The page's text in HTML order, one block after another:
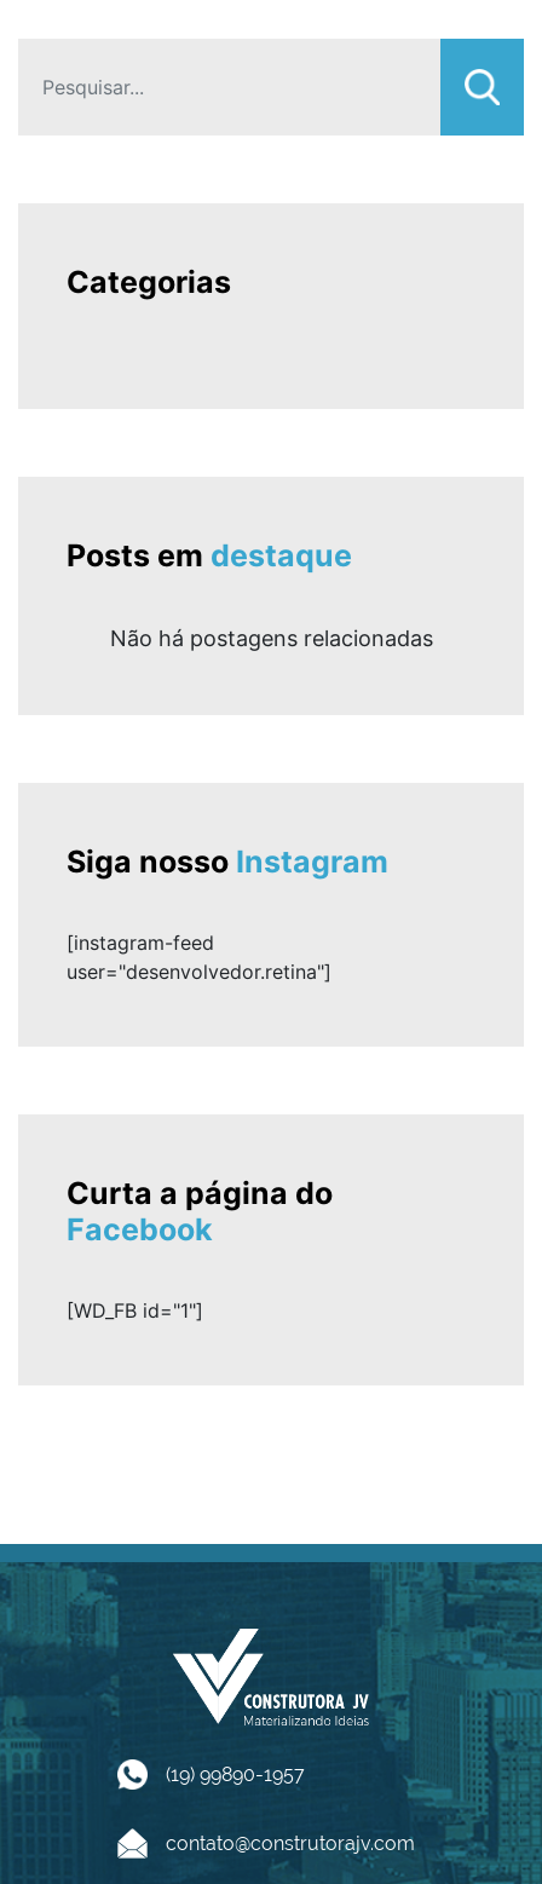
Categorias
Posts em destaque
Não há postagens relacionadas
Siga nosso Instagram
[instagram-feed
user="desenvolvedor.retina"]
Curta a página do
Facebook
[WD_FB id="1"]
(19) 99890-1957
contato@construtorajv.com